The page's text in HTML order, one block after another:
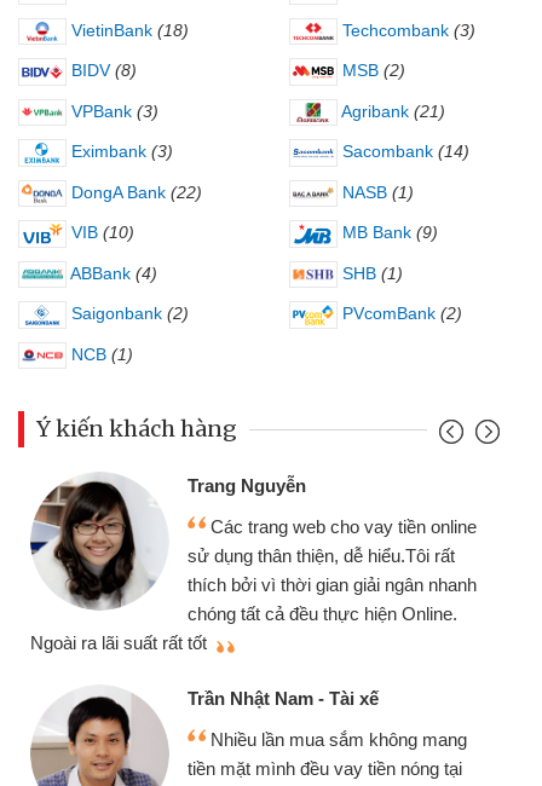
VietinBank (18) Techcombank (3)
BIDV (8) MSB (2)
VPBank (3) Agribank (21)
Eximbank (3) Sacombank (14)
DongA Bank (22) NASB (1)
VIB (10) MB Bank (9)
ABBank (4) SHB (1)
Saigonbank (2) PVcomBank (2)
NCB (1)
Ý kiến khách hàng
Trang Nguyễn
Các trang web cho vay tiền online
sử dụng thân thiện, dễ hiểu.Tôi rất
thích bởi vì thời gian giải ngân nhanh
chóng tất cả đều thực hiện Online.
Ngoài ra lãi suất rất tốt
Trần Nhật Nam - Tài xế
Nhiều lần mua sắm không mang
tiền mặt mình đều vay tiền nóng tại